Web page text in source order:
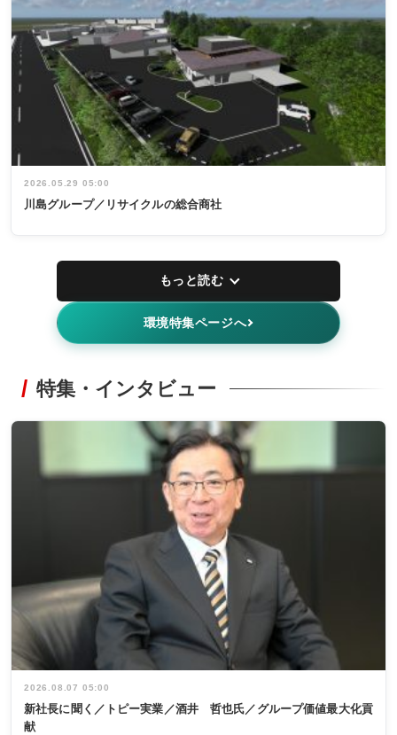
2026.05.29 05:00
川島グループ／リサイクルの総合商社
もっと読む
環境特集ページへ
特集・インタビュー
2026.08.07 05:00
新社長に聞く／トピー実業／酒井 哲也氏／グループ価値最大化貢
献